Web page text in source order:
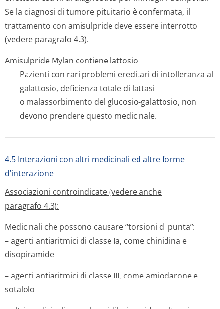
Se la diagnosi di tumore pituitario è confermata, il
trattamento con amisulpride deve essere interrotto
(vedere paragrafo 4.3).
Amisulpride Mylan contiene lattosio
Pazienti con rari problemi ereditari di intolleranza al
galattosio, deficienza totale di lattasi
o malassorbimento del glucosio-galattosio, non
devono prendere questo medicinale.
4.5 Interazioni con altri medicinali ed altre forme
d’interazione
Associazioni controindicate (vedere anche
paragrafo 4.3):
Medicinali che possono causare “torsioni di punta”:
– agenti antiaritmici di classe Ia, come chinidina e
disopiramide
– agenti antiaritmici di classe III, come amiodarone e
sotalolo